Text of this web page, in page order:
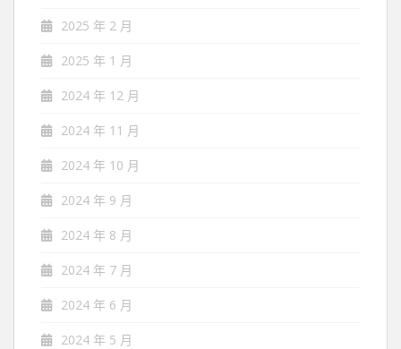
2025 年 2 月
2025 年 1 月
2024 年 12 月
2024 年 11 月
2024 年 10 月
2024 年 9 月
2024 年 8 月
2024 年 7 月
2024 年 6 月
2024 年 5 月